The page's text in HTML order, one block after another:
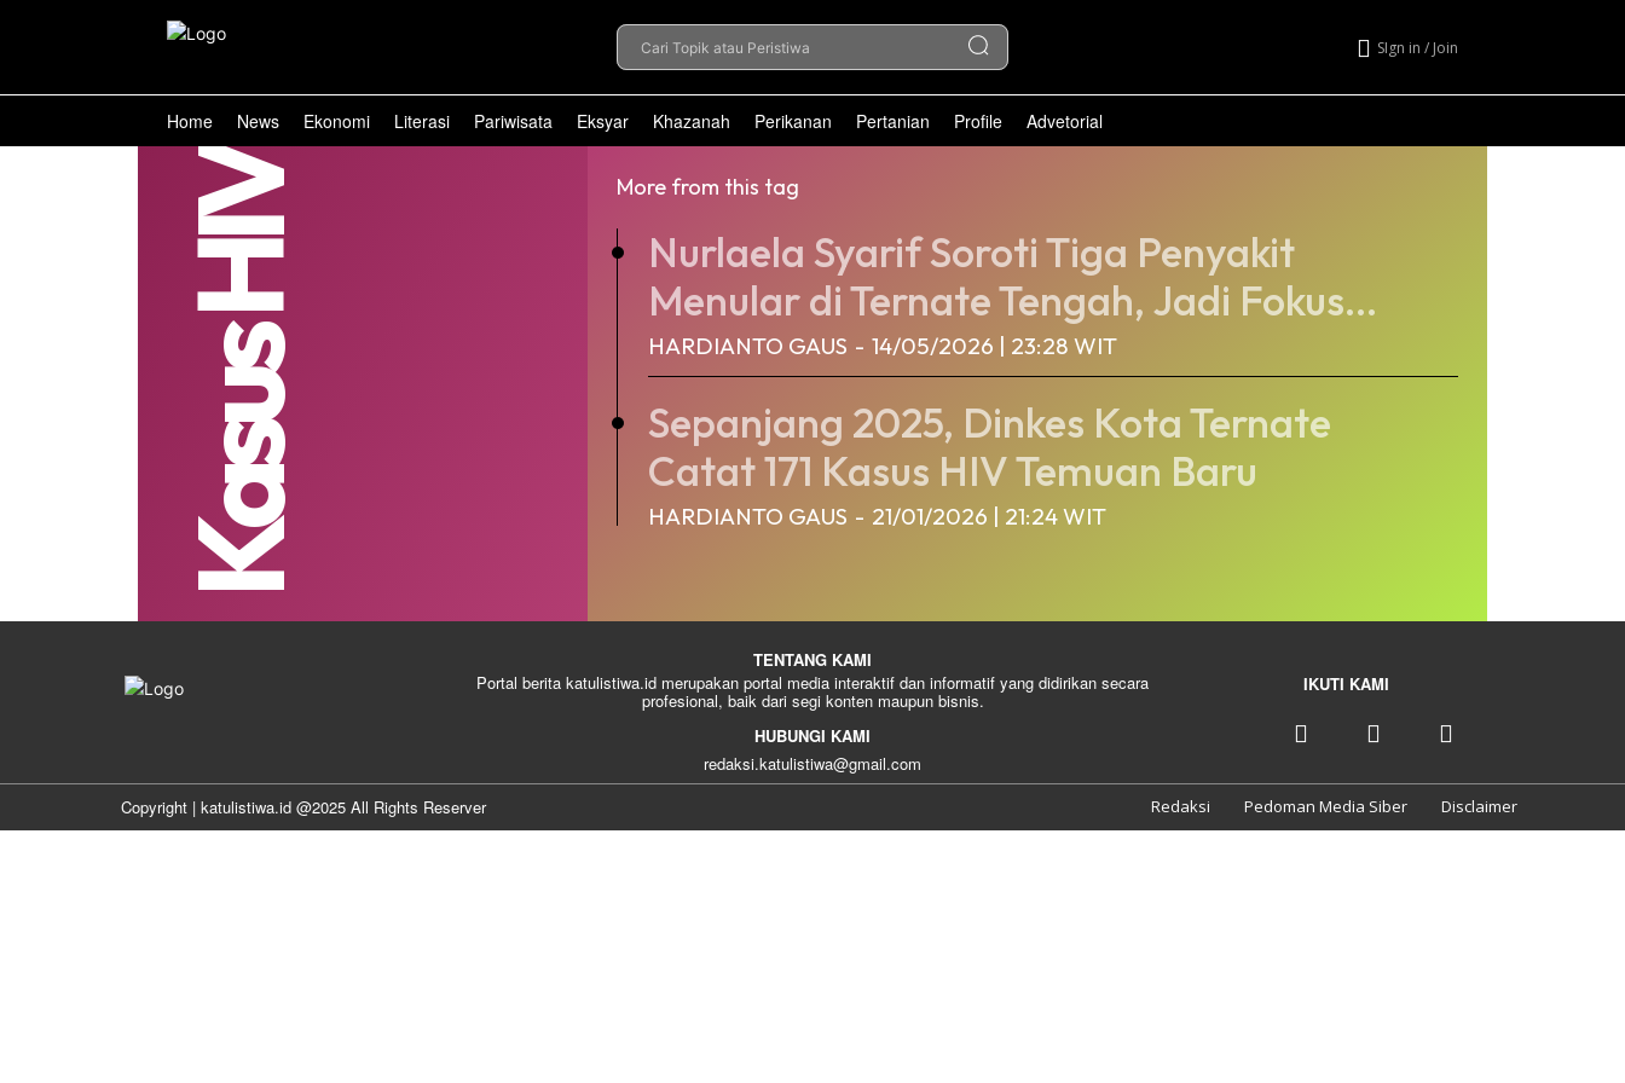
Cari Topik atau Peristiwa SIgn in / Join
Home News Ekonomi Literasi Pariwisata Eksyar Khazanah Perikanan Pertanian Profile Advetorial
Kasus HIV More from this tag
Nurlaela Syarif Soroti Tiga Penyakit
Menular di Ternate Tengah, Jadi Fokus...
HARDIANTO GAUS - 14/05/2026 | 23:28 WIT
Sepanjang 2025, Dinkes Kota Ternate
Catat 171 Kasus HIV Temuan Baru
HARDIANTO GAUS - 21/01/2026 | 21:24 WIT
TENTANG KAMI
Portal berita katulistiwa.id merupakan portal media interaktif dan informatif yang didirikan secara
profesional, baik dari segi konten maupun bisnis.
HUBUNGI KAMI
redaksi.katulistiwa@gmail.com
IKUTI KAMI
Copyright | katulistiwa.id @2025 All Rights Reserver Redaksi Pedoman Media Siber Disclaimer